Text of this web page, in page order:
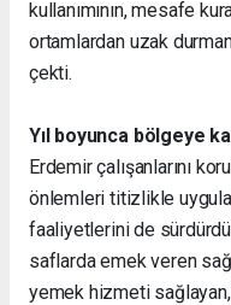
kullanımının, mesafe
ortamlardan uzak
çekti.
Yıl boyunca bölgeye
Erdemir çalışanlarını
önlemleri titizlikle
faaliyetlerini de
saflarda emek veren
yemek hizmeti sağlayan,